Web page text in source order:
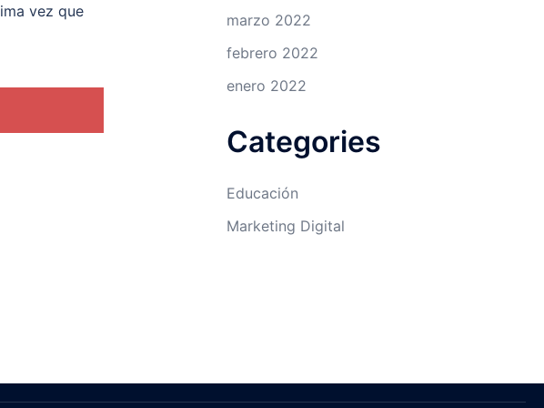
vez que
marzo 2022
febrero 2022
enero 2022
Categories
Educación
Marketing Digital